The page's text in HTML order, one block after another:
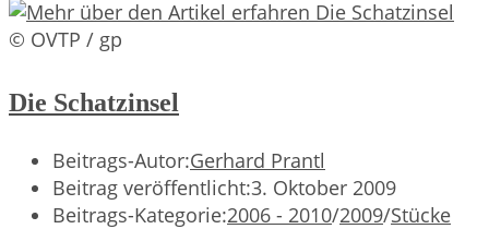
© OVTP / gp
Die Schatzinsel
Beitrags-Autor:Gerhard Prantl
Beitrag veröffentlicht:3. Oktober 2009
Beitrags-Kategorie:2006 - 2010/2009/Stücke